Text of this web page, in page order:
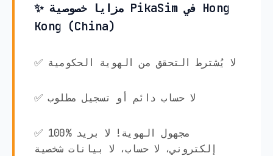
✨ مزايا خصوصية PikaSim في Hong
Kong (China)
✅ لا يُشترط التحقق من الهوية الحكومية
✅ لا حساب دائم أو تسجيل مطلوب
✅ 100% مجهول الهوية! لا بريد
إلكتروني، لا حساب، لا بيانات شخصية